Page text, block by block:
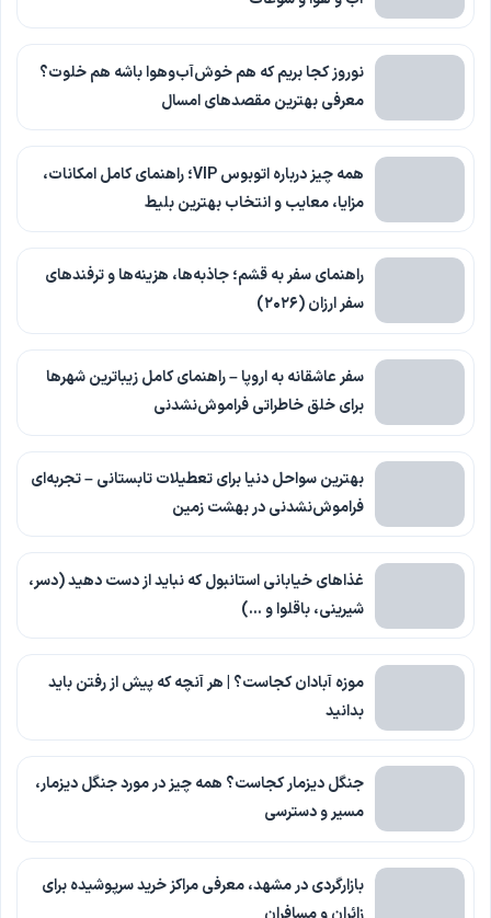
نوروز کجا بریم که هم خوش‌آب‌وهوا باشه هم خلوت؟
معرفی بهترین مقصدهای امسال
همه چیز درباره اتوبوس VIP؛ راهنمای کامل امکانات،
مزایا، معایب و انتخاب بهترین بلیط
راهنمای سفر به قشم؛ جاذبه‌ها، هزینه‌ها و ترفندهای
سفر ارزان (۲۰۲۶)
سفر عاشقانه به اروپا – راهنمای کامل زیباترین شهرها
برای خلق خاطراتی فراموش‌نشدنی
بهترین سواحل دنیا برای تعطیلات تابستانی – تجربه‌ای
فراموش‌نشدنی در بهشت زمین
غذاهای خیابانی استانبول که نباید از دست دهید (دسر،
شیرینی، باقلوا و …)
موزه آبادان کجاست؟ | هر آنچه که پیش از رفتن باید
بدانید
جنگل دیزمار کجاست؟ همه چیز در مورد جنگل دیزمار،
مسیر و دسترسی
بازارگردی در مشهد، معرفی مراکز خرید سرپوشیده برای